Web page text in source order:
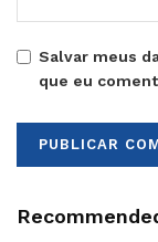
Salvar meus
que eu